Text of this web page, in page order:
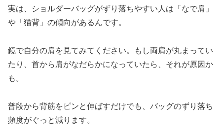
実は、ショルダーバッグがずり落ちやすい人は「なで肩」
や「猫背」の傾向があるんです。
鏡で自分の肩を見てみてください。もし両肩が丸まってい
たり、首から肩がなだらかになっていたら、それが原因か
も。
普段から背筋をピンと伸ばすだけでも、バッグのずり落ち
頻度がぐっと減ります。